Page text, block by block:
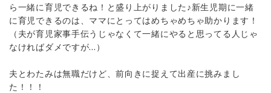
ら一緒に育児できるね！と盛り上がりました♪新生児期に一緒
に育児できるのは、ママにとってはめちゃめちゃ助かります！
（夫が育児家事手伝うじゃなくて一緒にやると思ってる人じゃ
なければダメですが…）
夫とわたみは無職だけど、前向きに捉えて出産に挑みまし
た！！！